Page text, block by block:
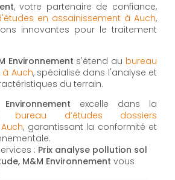
, votre partenaire de confiance,
en assainissement à Auch,
innovantes pour le traitement
Environnement s'étend au bureau
Auch, spécialisé dans l'analyse et
du terrain.
excelle dans la
bureau d’études dossiers
, garantissant la conformité et
: Prix analyse pollution sol
M&M Environnement vous